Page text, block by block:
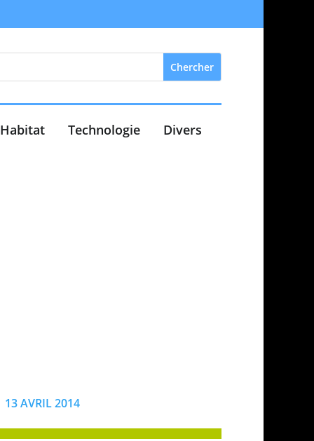
Habitat Technologie Divers
13 AVRIL 2014